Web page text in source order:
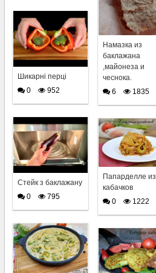
Намазка из
баклажана
,майонеза и
чеснока.
6
1835
Шикарні перці
0
952
Стейк з баклажану
0
795
Папарделле из
кабачков
0
1222